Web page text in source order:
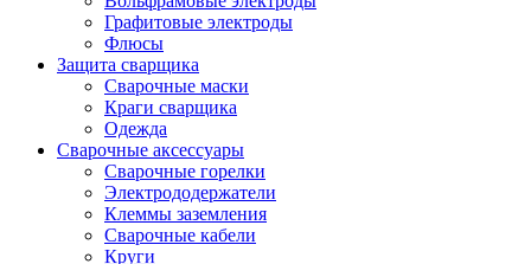
Графитовые электроды
Флюсы
Защита сварщика
Сварочные маски
Краги сварщика
Одежда
Сварочные аксессуары
Сварочные горелки
Электрододержатели
Клеммы заземления
Сварочные кабели
Круги